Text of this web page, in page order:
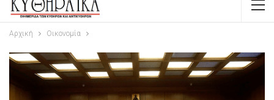
Αρχική Οικονομία